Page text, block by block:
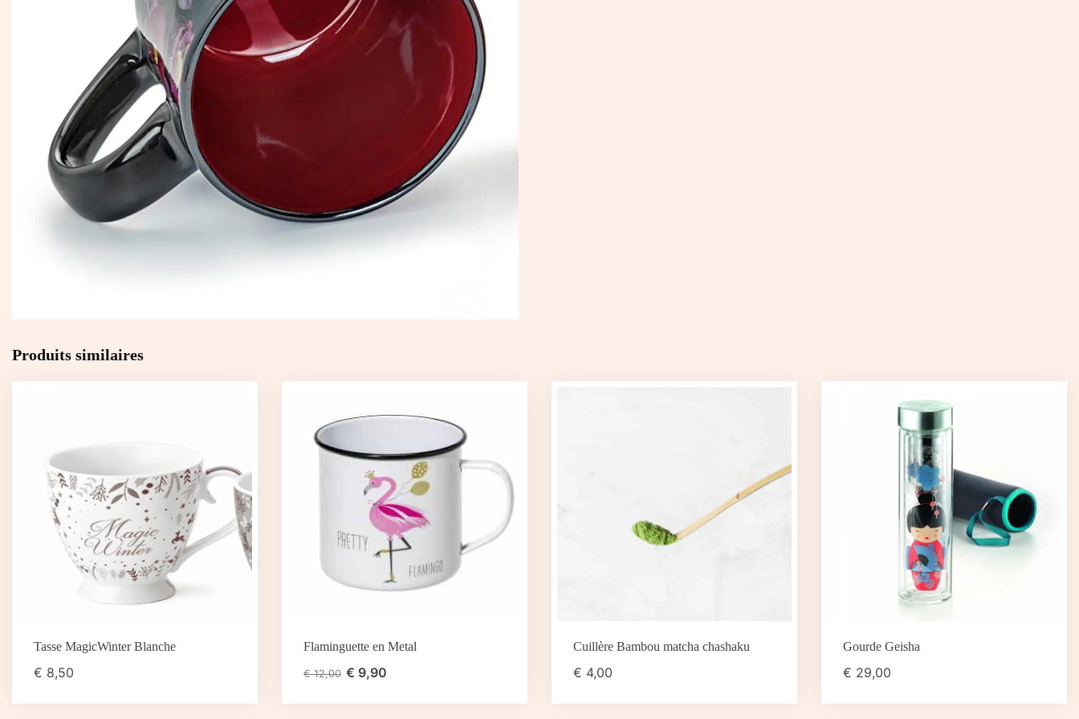
Produits similaires
Tasse MagicWinter Blanche
€ 8,50
Flaminguette en Metal
€12,00 € 9,90
Cuillère Bambou matcha chashaku
€ 4,00
Gourde Geisha
€ 29,00